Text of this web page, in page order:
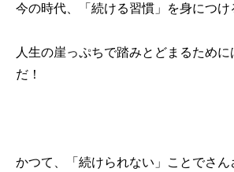
今の時代、「続ける習慣」を身につけ
人生の崖っぷちで踏みとどまるため
だ！
かつて、「続けられない」ことでさ